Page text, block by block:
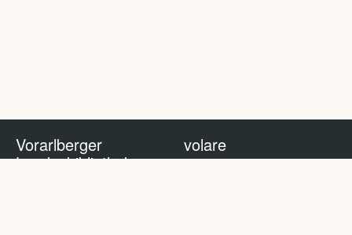
Vorarlberger
Landesbibliothek
volare